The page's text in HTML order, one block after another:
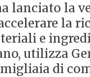
lanciato la
la
e
utilizza
migliaia di